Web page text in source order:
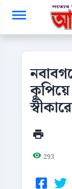
কুপিয়ে
293